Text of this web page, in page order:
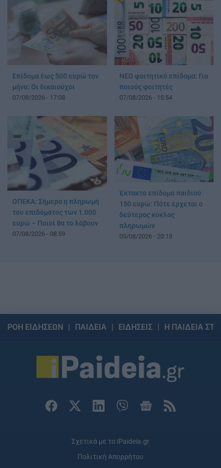
Επίδομα έως 500 ευρώ τον
μήνα: Οι δικαιούχοι
07/08/2026 - 17:08
ΝΕΟ φοιτητικό επίδομα: Για
ποιούς φοιτητές
07/08/2026 - 15:54
ΟΠΕΚΑ: Σήμερα η πληρωμή
του επιδόματος των 1.000
ευρώ – Ποιοί θα το λάβουν
07/08/2026 - 08:59
Έκτακτο επίδομα παιδιού
150 ευρώ: Πότε έρχεται ο
δεύτερος κύκλος
πληρωμών
05/08/2026 - 20:13
ΡΟΗ ΕΙΔΗΣΕΩΝ ΠΑΙΔΕΙΑ ΕΙΔΗΣΕΙΣ Η ΠΑΙΔΕΙΑ
Σχετικά με το iPaideia.gr
Πολιτική Απορρήτου